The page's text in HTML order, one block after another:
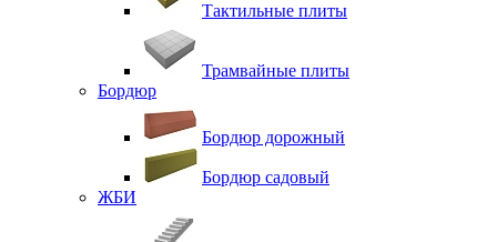
Тактильные плиты
Трамвайные плиты
Бордюр
Бордюр дорожный
Бордюр садовый
ЖБИ